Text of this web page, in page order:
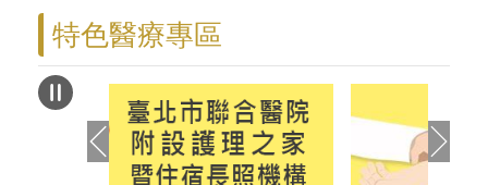
特色醫療專區